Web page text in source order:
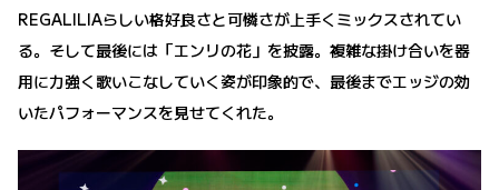
REGALILIAらしい格好良さと可憐さが上手くミックスされてい
る。そして最後には「エンリの花」を披露。複雑な掛け合いを器
用に力強く歌いこなしていく姿が印象的で、最後までエッジの効
いたパフォーマンスを見せてくれた。